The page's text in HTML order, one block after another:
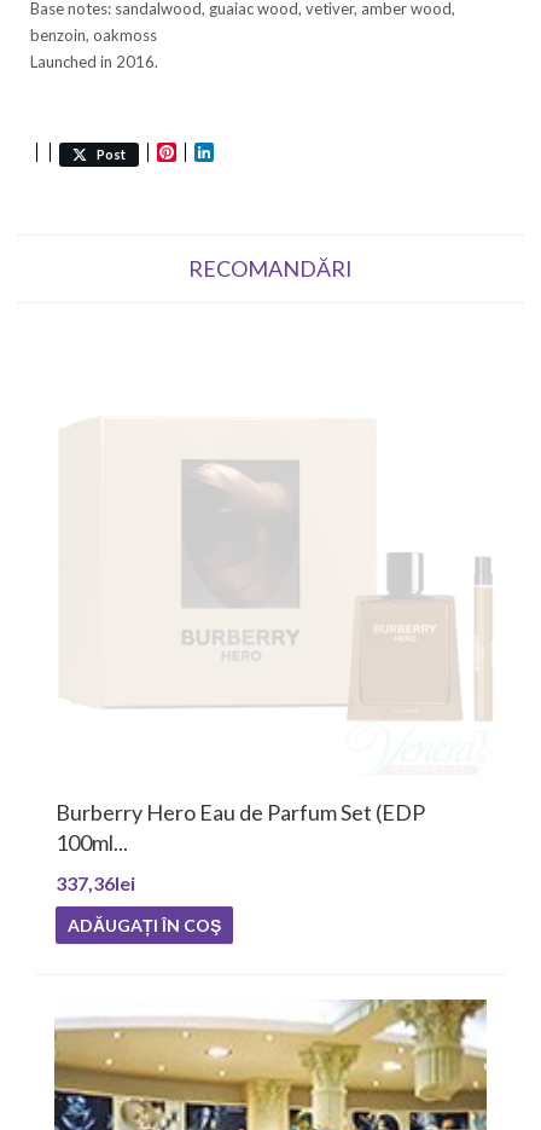
Base notes: sandalwood, guaiac wood, vetiver, amber wood,
benzoin, oakmoss
Launched in 2016.
Post Pinterest
RECOMANDĂRI
Burberry Hero Eau de Parfum Set (EDP
100ml...
337,36lei
ADĂUGAȚI ÎN COŞ